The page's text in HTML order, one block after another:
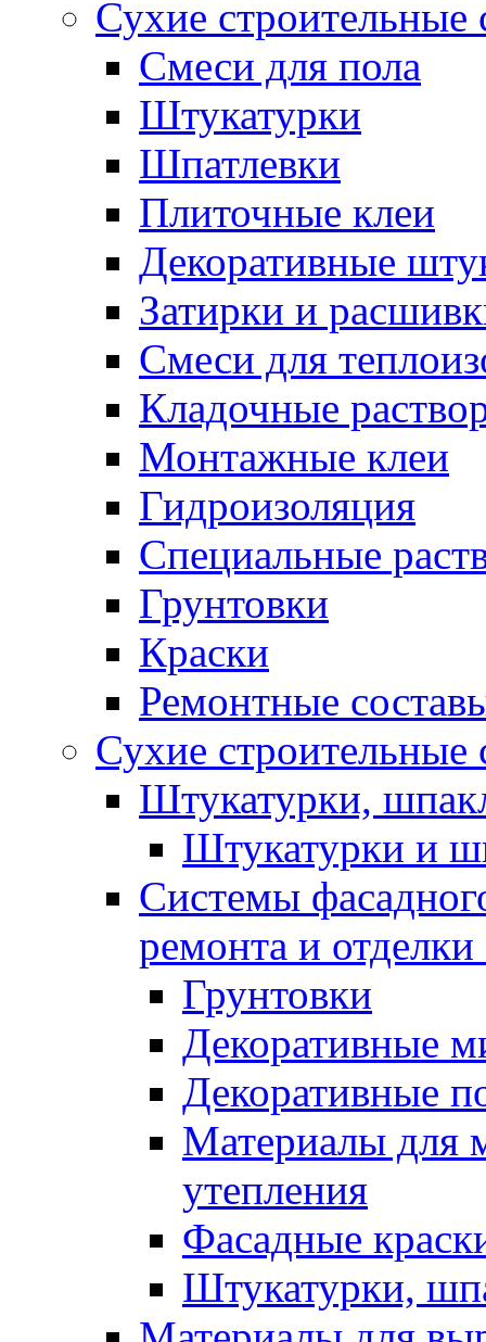
Сухие
Смеси для пола
Штукатурки
Шпатлевки
Плиточные клеи
Декоративные
Затирки и
Смеси для
Кладочные
Монтажные клеи
Гидроизоляция
Специальные
Грунтовки
Краски
Ремонтные
Сухие
Штукатурки,
Штукатурки и
Системы
ремонта и отделки
Грунтовки
Декоративные
Декоративные
Материалы для
утепления
Фасадные
Штукатурки,